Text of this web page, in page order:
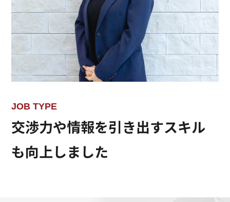
JOB TYPE
交渉力や情報を引き出すスキル
も向上しました